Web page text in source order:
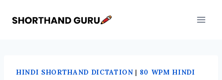
HINDI SHORTHAND DICTATION | 80 WPM HINDI